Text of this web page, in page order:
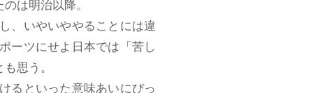
は明治以降。
、いやいややることには違
ーツにせよ日本では「苦し
思う。